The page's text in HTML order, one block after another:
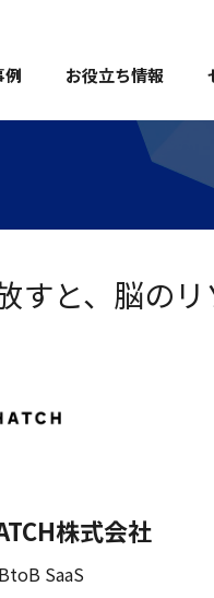
例 お役立ち情報
すと、脳の
株式会社
SaaS